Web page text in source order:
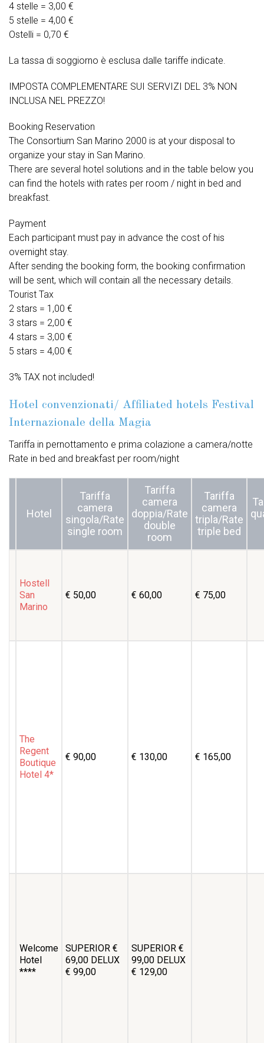
4 stelle = 3,00 €
5 stelle = 4,00 €
Ostelli = 0,70 €
La tassa di soggiorno è esclusa dalle tariffe indicate.
IMPOSTA COMPLEMENTARE SUI SERVIZI DEL 3% NON
INCLUSA NEL PREZZO!
Booking Reservation
The Consortium San Marino 2000 is at your disposal to
organize your stay in San Marino.
There are several hotel solutions and in the table below you
can find the hotels with rates per room / night in bed and
breakfast.
Payment
Each participant must pay in advance the cost of his
overnight stay.
After sending the booking form, the booking confirmation
will be sent, which will contain all the necessary details.
Tourist Tax
2 stars = 1,00 €
3 stars = 2,00 €
4 stars = 3,00 €
5 stars = 4,00 €
3% TAX not included!
Hotel convenzionati/ Affiliated hotels Festival
Internazionale della Magia
Tariffa in pernottamento e prima colazione a camera/notte
Rate in bed and breakfast per room/night
Hotel
Tariffa
camera
singola/Rate
single room
Tariffa
camera
doppia/Rate
double
room
Tariffa
camera
tripla/Rate
triple bed
Hostell
San
Marino
€ 50,00 € 60,00 € 75,00
The
Regent
Boutique
Hotel 4*
€ 90,00 € 130,00 € 165,00
Welcome
Hotel
****
SUPERIOR €
69,00 DELUX
€ 99,00
SUPERIOR €
99,00 DELUX
€ 129,00